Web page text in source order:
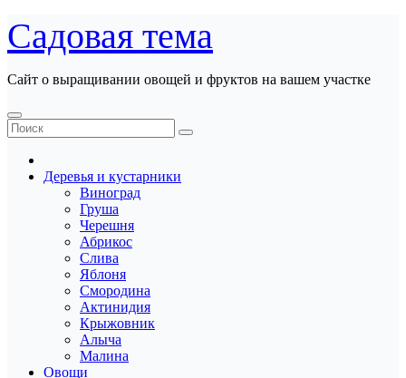
Перейти
к
содержанию
Садовая тема
Сайт о выращивании овощей и фруктов на вашем участке
Деревья и кустарники
Виноград
Груша
Черешня
Абрикос
Слива
Яблоня
Смородина
Актинидия
Крыжовник
Алыча
Малина
Овощи